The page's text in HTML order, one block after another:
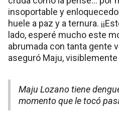
insoportable y
huele a paz y a ternura.
lado, esperé mucho este
abrumada con tanta gente
aseguró Maju,
Maju Lozano tiene
momento que le tocó